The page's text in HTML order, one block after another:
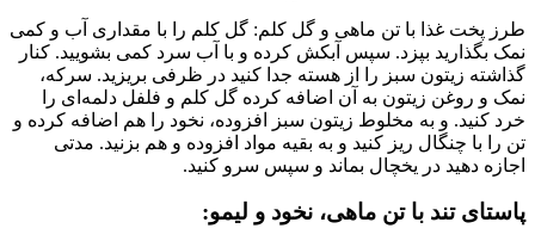
طرز پخت غذا با تن ماهی و گل کلم: گل کلم را با مقداری آب و کمی
نمک بگذارید بپزد. سپس آبکش کرده و با آب سرد کمی بشویید. کنار
گذاشته زیتون سبز را از هسته جدا کنید در ظرفی بریزید. سرکه،
نمک و روغن زیتون به آن اضافه کرده گل کلم و فلفل دلمه‌ای را
خرد کنید. و به مخلوط زیتون سبز افزوده، نخود را هم اضافه کرده و
تن را با چنگال ریز کنید و به بقیه مواد افزوده و هم بزنید. مدتی
اجازه دهید در یخچال بماند و سپس سرو کنید.
پاستای تند با تن ماهی، نخود و لیمو: